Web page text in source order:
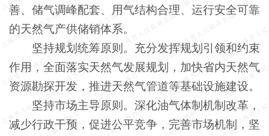
善、储气调峰配套、用气结构合理、运行安全可靠
的天然气产供储销体系。
坚持规划统筹原则。充分发挥规划引领和约束
作用，全面落实天然气发展规划，加快省内天然气
资源勘探开发，推进天然气管道等基础设施建设。
坚持市场主导原则。深化油气体制机制改革，
减少行政干预，促进公平竞争，完善市场机制，坚